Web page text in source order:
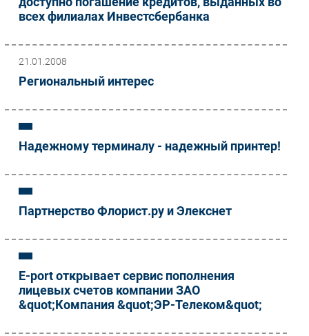
всех филиалах Инвестсбербанка
21.01.2008
Региональный интерес
Надежному терминалу - надежный принтер!
Партнерство Флорист.ру и Элекснет
Е-port открывает cервис пополнения
лицевых счетов компании ЗАО
&quot;Компания &quot;ЭР-Телеком&quot;